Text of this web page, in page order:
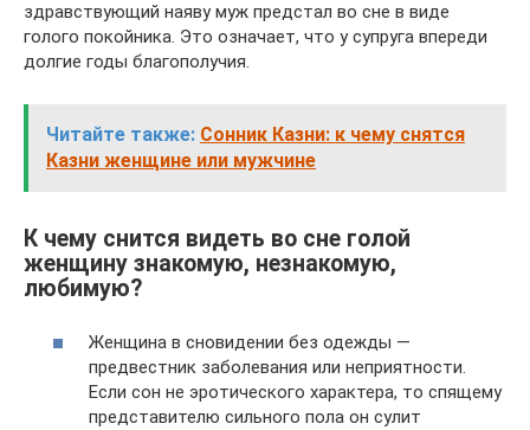
здравствующий наяву муж предстал во сне в виде
голого покойника. Это означает, что у супруга впереди
долгие годы благополучия.
Читайте также: Сонник Казни: к чему снятся
Казни женщине или мужчине
К чему снится видеть во сне голой
женщину знакомую, незнакомую,
любимую?
Женщина в сновидении без одежды —
предвестник заболевания или неприятности.
Если сон не эротического характера, то спящему
представителю сильного пола он сулит